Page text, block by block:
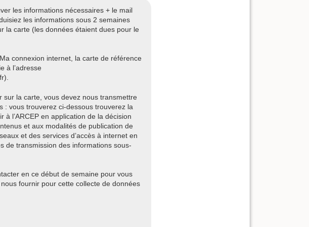
les informations nécessaires + le mail
les informations sous 2 semaines
la carte (les données étaient dues pour le
connexion internet, la carte de référence
à l’adresse
sur la carte, vous devez nous transmettre
: vous trouverez ci-dessous trouverez la
à l’ARCEP en application de la décision
et aux modalités de publication de
et des services d’accès à internet en
de transmission des informations sous-
en ce début de semaine pour vous
fournir pour cette collecte de données